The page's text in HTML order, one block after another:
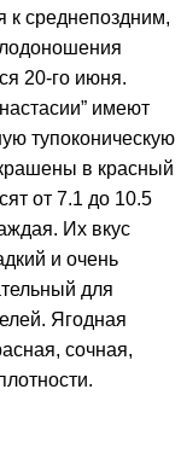
к среднепоздним,
20-го июня.
имеют
тупоконическую
в красный
от 7.1 до 10.5
Их вкус
и очень
для
Ягодная
сочная,